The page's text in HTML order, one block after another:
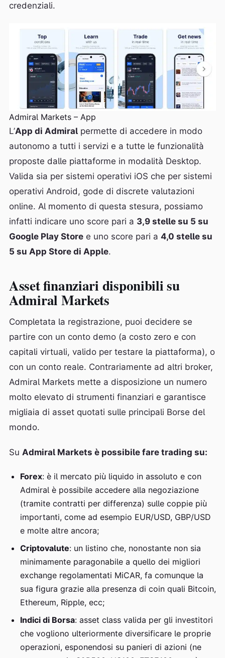
credenziali.
Admiral Markets – App
L’App di Admiral permette di accedere in modo
autonomo a tutti i servizi e a tutte le funzionalità
proposte dalle piattaforme in modalità Desktop.
Valida sia per sistemi operativi iOS che per sistemi
operativi Android, gode di discrete valutazioni
online. Al momento di questa stesura, possiamo
infatti indicare uno score pari a 3,9 stelle su 5 su
Google Play Store e uno score pari a 4,0 stelle su
5 su App Store di Apple.
Asset finanziari disponibili su
Admiral Markets
Completata la registrazione, puoi decidere se
partire con un conto demo (a costo zero e con
capitali virtuali, valido per testare la piattaforma), o
con un conto reale. Contrariamente ad altri broker,
Admiral Markets mette a disposizione un numero
molto elevato di strumenti finanziari e garantisce
migliaia di asset quotati sulle principali Borse del
mondo.
Su Admiral Markets è possibile fare trading su:
Forex: è il mercato più liquido in assoluto e con
Admiral è possibile accedere alla negoziazione
(tramite contratti per differenza) sulle coppie più
importanti, come ad esempio EUR/USD, GBP/USD
e molte altre ancora;
Criptovalute: un listino che, nonostante non sia
minimamente paragonabile a quello dei migliori
exchange regolamentati MiCAR, fa comunque la
sua figura grazie alla presenza di coin quali Bitcoin,
Ethereum, Ripple, ecc;
Indici di Borsa: asset class valida per gli investitori
che vogliono ulteriormente diversificare le proprie
operazioni, esponendosi su panieri di azioni (ne